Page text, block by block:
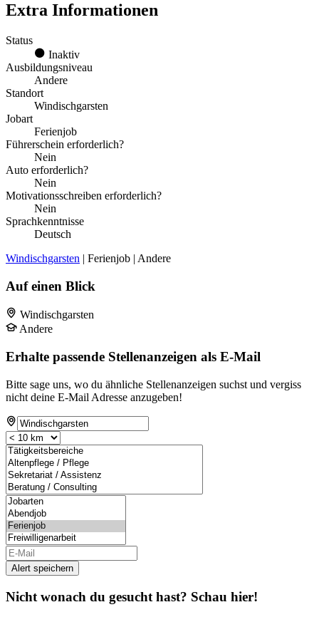
Extra Informationen
Status
Inaktiv
Ausbildungsniveau
Andere
Standort
Windischgarsten
Jobart
Ferienjob
Führerschein erforderlich?
Nein
Auto erforderlich?
Nein
Motivationsschreiben erforderlich?
Nein
Sprachkenntnisse
Deutsch
Windischgarsten | Ferienjob | Andere
Auf einen Blick
Windischgarsten
Andere
Erhalte passende Stellenanzeigen als E-Mail
Bitte sage uns, wo du ähnliche Stellenanzeigen suchst und vergiss
nicht deine E-Mail Adresse anzugeben!
Alert speichern
Nicht wonach du gesucht hast? Schau hier!